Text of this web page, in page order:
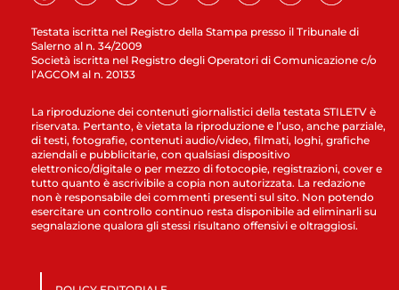
Testata iscritta nel Registro della Stampa presso il Tribunale di
Salerno al n. 34/2009
Società iscritta nel Registro degli Operatori di Comunicazione c/o
l’AGCOM al n. 20133
La riproduzione dei contenuti giornalistici della testata STILETV è
riservata. Pertanto, è vietata la riproduzione e l’uso, anche parziale,
di testi, fotografie, contenuti audio/video, filmati, loghi, grafiche
aziendali e pubblicitarie, con qualsiasi dispositivo
elettronico/digitale o per mezzo di fotocopie, registrazioni, cover e
tutto quanto è ascrivibile a copia non autorizzata. La redazione
non è responsabile dei commenti presenti sul sito. Non potendo
esercitare un controllo continuo resta disponibile ad eliminarli su
segnalazione qualora gli stessi risultano offensivi e oltraggiosi.